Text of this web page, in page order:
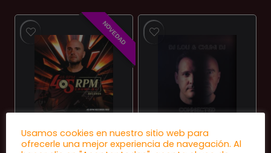
NOVEDAD
Chumi Dj –
EUROHOUSE
DJ Lou & Chumi
Usamos cookies en nuestro sitio web para
ofrecerle una mejor experiencia de navegación. Al